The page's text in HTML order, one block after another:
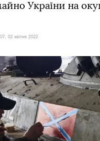
України на
02 квітня 2022